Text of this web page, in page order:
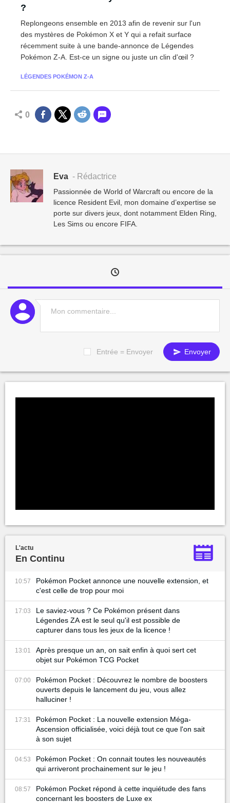
?
Replongeons ensemble en 2013 afin de revenir sur l'un
des mystères de Pokémon X et Y qui a refait surface
récemment suite à une bande-annonce de Légendes
Pokémon Z-A. Est-ce un signe ou juste un clin d'œil ?
LÉGENDES POKÉMON Z-A
0
Eva - Rédactrice
Passionnée de World of Warcraft ou encore de la
licence Resident Evil, mon domaine d’expertise se
porte sur divers jeux, dont notamment Elden Ring,
Les Sims ou encore FIFA.
Entrée = Envoyer Envoyer
L'actu
En Continu
10:57
Pokémon Pocket annonce une nouvelle extension, et
c'est celle de trop pour moi
17:03
Le saviez-vous ? Ce Pokémon présent dans
Légendes ZA est le seul qu'il est possible de
capturer dans tous les jeux de la licence !
13:01
Après presque un an, on sait enfin à quoi sert cet
objet sur Pokémon TCG Pocket
07:00
Pokémon Pocket : Découvrez le nombre de boosters
ouverts depuis le lancement du jeu, vous allez
halluciner !
17:31
Pokémon Pocket : La nouvelle extension Méga-
Ascension officialisée, voici déjà tout ce que l'on sait
à son sujet
04:53
Pokémon Pocket : On connait toutes les nouveautés
qui arriveront prochainement sur le jeu !
08:57
Pokémon Pocket répond à cette inquiétude des fans
concernant les boosters de Luxe ex